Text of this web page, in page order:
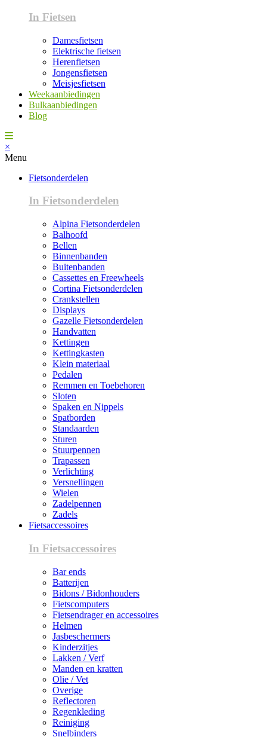
In Fietsen
Damesfietsen
Elektrische fietsen
Herenfietsen
Jongensfietsen
Meisjesfietsen
Weekaanbiedingen
Bulkaanbiedingen
Blog
×
Menu
Fietsonderdelen
In Fietsonderdelen
Alpina Fietsonderdelen
Balhoofd
Bellen
Binnenbanden
Buitenbanden
Cassettes en Freewheels
Cortina Fietsonderdelen
Crankstellen
Displays
Gazelle Fietsonderdelen
Handvatten
Kettingen
Kettingkasten
Klein materiaal
Pedalen
Remmen en Toebehoren
Sloten
Spaken en Nippels
Spatborden
Standaarden
Sturen
Stuurpennen
Trapassen
Verlichting
Versnellingen
Wielen
Zadelpennen
Zadels
Fietsaccessoires
In Fietsaccessoires
Bar ends
Batterijen
Bidons / Bidonhouders
Fietscomputers
Fietsendrager en accessoires
Helmen
Jasbeschermers
Kinderzitjes
Lakken / Verf
Manden en kratten
Olie / Vet
Overige
Reflectoren
Regenkleding
Reiniging
Snelbinders